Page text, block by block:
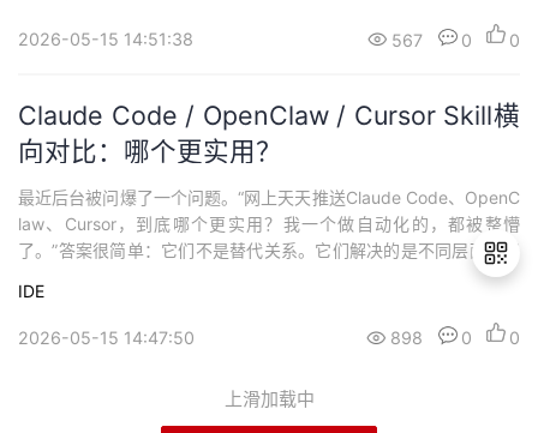
2026-05-15 14:51:38 567 0 0
Claude Code / OpenClaw / Cursor Skill横
向对比：哪个更实用？
最近后台被问爆了一个问题。“网上天天推送Claude Code、OpenC
law、Cursor，到底哪个更实用？我一个做自动化的，都被整懵
了。”答案很简单：它们不是替代关系。它们解决的是不同层面的问
题。一个20人的测试团队，有人用Claude Code做API自动化、接管
CI流程；有人用Cursor在IDE里写脚本、调试用例；还有人已经在用
OpenClaw挂了一个智能体，24小时扫描线上日志...
IDE
2026-05-15 14:47:50 898 0 0
上滑加载中